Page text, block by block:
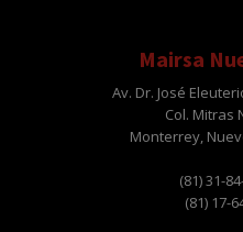
Mairsa
Av. Dr. José
Col. Mitras
Monterrey,
(81) 31-
(81) 17-